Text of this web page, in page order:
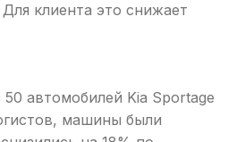
клиента это снижает
автомобилей Kia Sportage
машины были